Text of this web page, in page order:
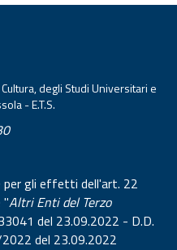
degli Studi Universitari e
- E.T.S.
per gli effetti dell'art. 22
"Altri Enti del Terzo
del 23.09.2022 - D.D.
del 23.09.2022